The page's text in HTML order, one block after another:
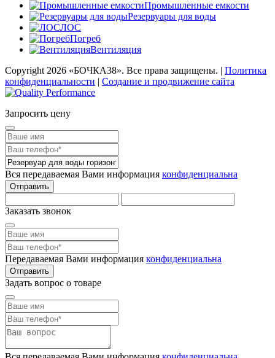
Промышленные емкости
Резервуары для воды
ЛОС
Погреб
Вентиляция
Copyright 2026 «БОЧКА38». Все права защищены. | Политика
конфиденциальности | Создание и продвижение сайта
Запросить цену
Вся передаваемая Вами информация конфиденциальна
Отправить
Заказать звонок
Передаваемая Вами информация конфиденциальна
Отправить
Задать вопрос о товаре